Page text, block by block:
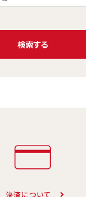
検索する
決済について